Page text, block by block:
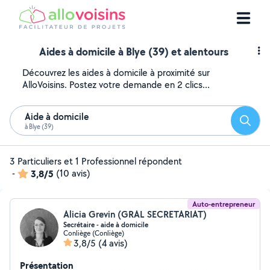
Aides à domicile à Blye (39) et alentours
Découvrez les aides à domicile à proximité sur
AlloVoisins. Postez votre demande en 2 clics...
Aide à domicile
à Blye (39)
3 Particuliers et 1 Professionnel répondent
-
3,8/5 (10 avis)
Auto-entrepreneur
Alicia Grevin (GRAL SECRETARIAT)
Secrétaire - aide à domicile
Conliège (Conliège)
3,8/5 (4 avis)
Présentation